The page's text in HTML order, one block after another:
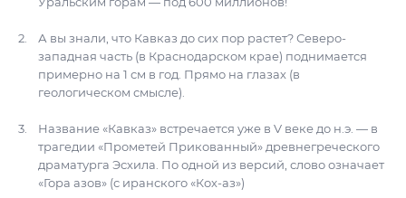
А вы знали, что Кавказ до сих пор растет? Северо-
западная часть (в Краснодарском крае) поднимается
примерно на 1 см в год. Прямо на глазах (в
геологическом смысле).
Название «Кавказ» встречается уже в V веке до н.э. — в
трагедии «Прометей Прикованный» древнегреческого
драматурга Эсхила. По одной из версий, слово означает
«Гора азов» (с иранского «Кох-аз»)